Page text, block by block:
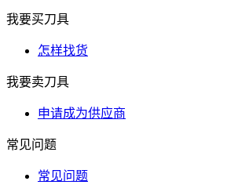
我要买刀具
怎样找货
我要卖刀具
申请成为供应商
常见问题
常见问题